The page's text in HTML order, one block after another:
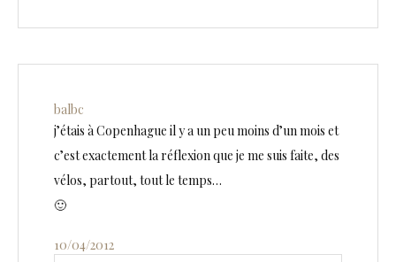
balbc
j’étais à Copenhague il y a un peu moins d’un mois et
c’est exactement la réflexion que je me suis faite, des
vélos, partout, tout le temps…
🙂
10/04/2012